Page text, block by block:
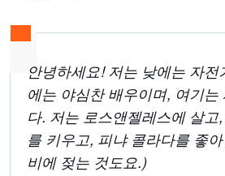
안녕하세요! 저는 낮에는 자
에는 야심찬 배우이며, 여기
다. 저는 로스앤젤레스에 살
를 키우고, 피냐 콜라다를 좋
비에 젖는 것도요.)